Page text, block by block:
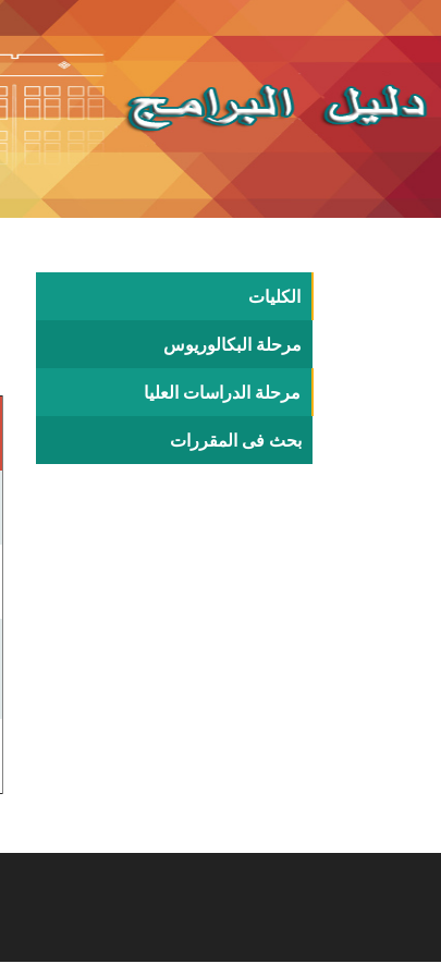
الكليات
مرحلة البكالوريوس
مرحلة الدراسات العليا
بحث فى المقررات